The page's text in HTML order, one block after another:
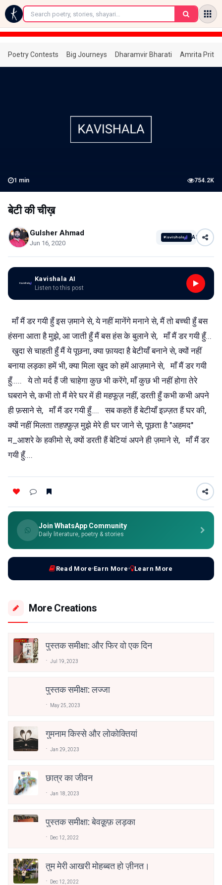
←
Poetry Contests Big Journeys Dharamvir Bharati Amrita
1 min 754.2K
बेटी की चीख़
Gulsher Ahmad
Jun 16, 2020
AI
Kavishala AI
Listen to this post
माँ मैं डर गयी हुँ इस ज़माने से, ये नहीं मानेंगे मनाने से, मैं तो बच्ची हुँ बस
हंसना आता है मुझे, आ जाती हुँ मैं बस हंस के बुलाने से, माँ मैं डर गयी हुँ...
खुदा से चाहती हुँ मैं ये पूछना, क्या फ़ायदा है बेटीयाँ बनाने से, क्यों नहीं
बनाया लड़का हमें भी, क्या मिला खुद को हमें आज़माने से, माँ मैं डर गयी
हुँ..... ये तो मर्द हैं जी चाहेगा कुछ भी करेंगे, माँ कुछ भी नहीं होगा तेरे
घबराने से, कभी तो मैं मेरे घर में ही महफूज़ नहीं, डरती हुँ कभी कभी अपने
ही फ़साने से, माँ मैं डर गयी हुँ.... सब कहतें हैं बेटीयाँ इज़्ज़त हैं घर की,
क्यों नहीं मिलता तहफ़्फ़ुज़ मुझे मेरे ही घर जाने से, पूछता है "अहमद"
म_आशरे के हकीमो से, क्यों डरती हैं बेटियां अपने ही ज़माने से, माँ मैं डर
गयी हुँ....
Join WhatsApp Community
Daily literature, poetry & stories
Read More Earn More Learn More
More Creations
पुस्तक समीक्षा: और फिर वो एक दिन
Jul 19, 2023
पुस्तक समीक्षा: लज्जा
May 25, 2023
गुमनाम किस्से और लोकोक्तियां
Jan 29, 2023
छात्र का जीवन
Jan 18, 2023
पुस्तक समीक्षा: बेवक़ूफ़ लड़का
Dec 12, 2022
तुम मेरी आखरी मोहब्बत हो ज़ीनत।
Dec 12, 2022